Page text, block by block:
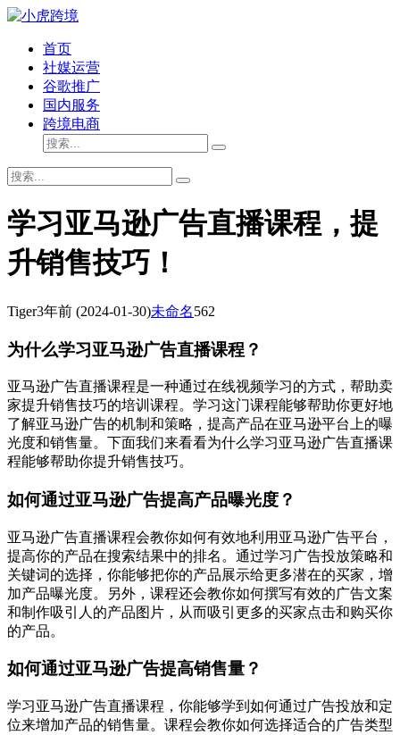
首页
社媒运营
谷歌推广
国内服务
跨境电商
学习亚马逊广告直播课程，提
升销售技巧！
Tiger3年前 (2024-01-30)未命名562
为什么学习亚马逊广告直播课程？
亚马逊广告直播课程是一种通过在线视频学习的方式，帮助卖
家提升销售技巧的培训课程。学习这门课程能够帮助你更好地
了解亚马逊广告的机制和策略，提高产品在亚马逊平台上的曝
光度和销售量。下面我们来看看为什么学习亚马逊广告直播课
程能够帮助你提升销售技巧。
如何通过亚马逊广告提高产品曝光度？
亚马逊广告直播课程会教你如何有效地利用亚马逊广告平台，
提高你的产品在搜索结果中的排名。通过学习广告投放策略和
关键词的选择，你能够把你的产品展示给更多潜在的买家，增
加产品曝光度。另外，课程还会教你如何撰写有效的广告文案
和制作吸引人的产品图片，从而吸引更多的买家点击和购买你
的产品。
如何通过亚马逊广告提高销售量？
学习亚马逊广告直播课程，你能够学到如何通过广告投放和定
位来增加产品的销售量。课程会教你如何选择适合的广告类型